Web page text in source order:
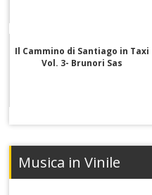
Il Cammino di Santiago in Taxi
Vol. 3- Brunori Sas
Musica in Vinile